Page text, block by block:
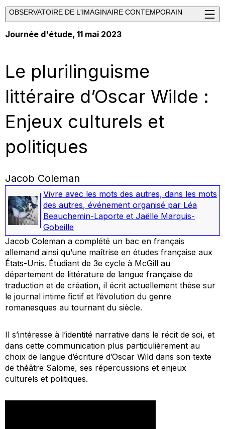
OBSERVATOIRE DE L'IMAGINAIRE CONTEMPORAIN
Journée d'étude, 11 mai 2023
Le plurilinguisme
littéraire d’Oscar Wilde :
Enjeux culturels et
politiques
Jacob Coleman
Vivre avec les mots des autres, dans les mots
des autres, événement organisé par Léa
Beauchemin-Laporte et Jaëlle Marquis-
Gobeille
Jacob Coleman a complété un bac en français
allemand ainsi qu’une maîtrise en études française aux
États-Unis. Étudiant de 3e cycle à McGill au
département de littérature de langue française de
traduction et de création, il écrit actuellement thèse sur
le journal intime fictif et l’évolution du genre
romanesques au tournant du siècle.
Il s’intéresse à l’identité narrative dans le récit de soi, et
dans cette communication plus particulièrement au
choix de langue d’écriture d’Oscar Wild dans son texte
de théâtre Salome, ses répercussions et enjeux
culturels et politiques.